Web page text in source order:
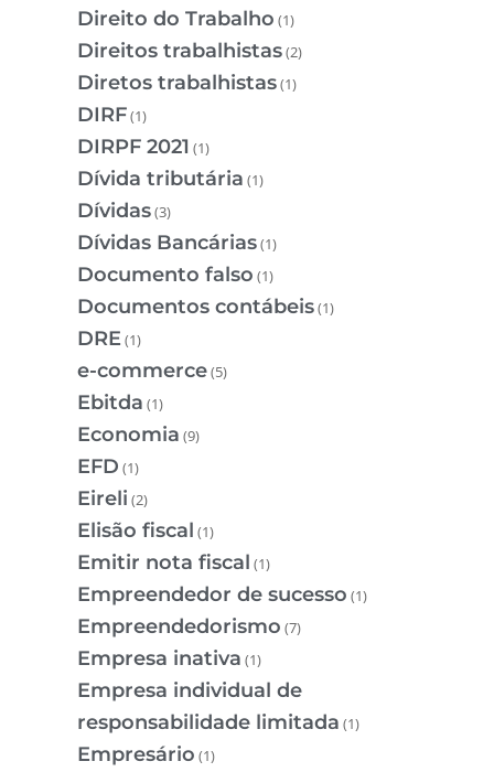
Direito do Trabalho (1)
Direitos trabalhistas(2)
Diretos trabalhistas(1)
DIRF(1)
DIRPF 2021 (1)
Dívida tributária (1)
Dívidas(3)
Dívidas Bancárias(1)
Documento falso (1)
Documentos contábeis(1)
DRE(1)
e-commerce(5)
Ebitda (1)
Economia (9)
EFD (1)
Eireli (2)
Elisão fiscal (1)
Emitir nota fiscal (1)
Empreendedor de sucesso (1)
Empreendedorismo (7)
Empresa inativa (1)
Empresa individual de
responsabilidade limitada (1)
Empresário (1)